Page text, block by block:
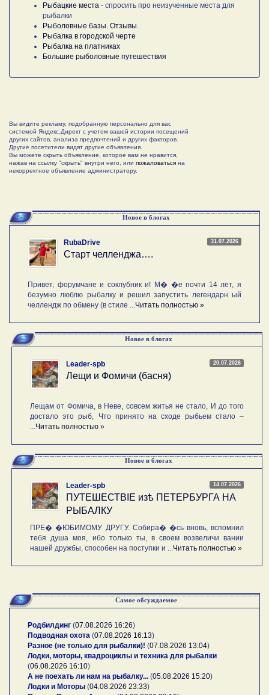
Рыбацкие места - спросить про неизученные места для
рыбалки
Рыболовные базы. Отзывы.
Рыбалка в городской черте
Рыбалка на платниках
Большие рыболовные путешествия
Вы видите рекламу, подобранную персонально для вас
системой Яндекс.Директ с учетом вашей истории посещений
других сайтов, анализа предпочтений и других факторов.
Другие посетители видят другие объявления.
Вы можете скрыть объявление, которое вам не нравится,
нажав на ссылку "скрыть" внутри него, или пожаловаться на
некорректное объявление администратору.
Новое в блогах
31.07.2026
RubaDrive
Старт челленджа….
Привет, форумчане и соклубник и! М� �е почти 14 лет, я
безумно люблю рыбалку и решил запустить легендарн ый
челлендж по обмену (в стиле ... Читать полностью »
Новое в блогах
20.07.2026
Leader-spb
Лещи и Фомичи (басня)
Лещам от Фомича, в Неве, совсем житья не стало, И до того
достало это рыб, Что принято на сходе рыбьем стало –
Читать полностью »
Новое в блогах
14.07.2026
Leader-spb
ПУТЕШЕСТВIE изѣ ПЕТЕРБУРГА НА
РЫБАЛКУ
ПРЕ� �ЮБИМОМУ ДРУГУ. Собира� �сь вновь, вспомнил
тебя душа моя, ибо только ты, в своем возвеличи вании
нашей дружбы, способен на поступки и ... Читать полностью »
Самое обсуждаемое
Родбилдинг (07.08.2026 16:26)
Подводная охота (07.08.2026 16:13)
Разное (не только для рыбалки)! (07.08.2026 13:04)
Лодки, моторы, квадроциклы и техника для рыбалки
(06.08.2026 16:10)
А не поехать ли нам на рыбалку... (05.08.2026 15:20)
Лодки и Моторы (04.08.2026 23:33)